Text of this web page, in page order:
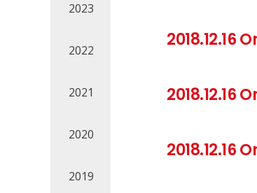
2023
2022
2021
2020
2019
2018.12.16
2018.12.16
2018.12.16